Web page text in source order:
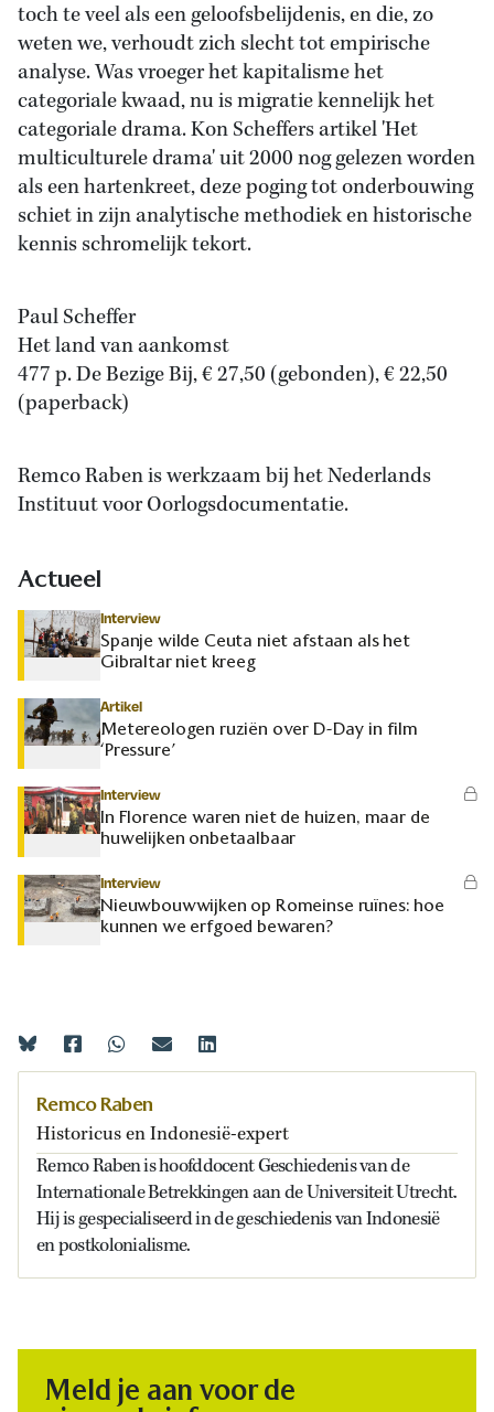
toch te veel als een geloofsbelijdenis, en die, zo
weten we, verhoudt zich slecht tot empirische
analyse. Was vroeger het kapitalisme het
categoriale kwaad, nu is migratie kennelijk het
categoriale drama. Kon Scheffers artikel 'Het
multiculturele drama' uit 2000 nog gelezen worden
als een hartenkreet, deze poging tot onderbouwing
schiet in zijn analytische methodiek en historische
kennis schromelijk tekort.
Paul Scheffer
Het land van aankomst
477 p. De Bezige Bij, € 27,50 (gebonden), € 22,50
(paperback)
Remco Raben is werkzaam bij het Nederlands
Instituut voor Oorlogsdocumentatie.
Actueel
Interview
Spanje wilde Ceuta niet afstaan als het
Gibraltar niet kreeg
Artikel
Metereologen ruziën over D-Day in film
‘Pressure’
Interview
In Florence waren niet de huizen, maar de
huwelijken onbetaalbaar
Interview
Nieuwbouwwijken op Romeinse ruïnes: hoe
kunnen we erfgoed bewaren?
Remco Raben
Historicus en Indonesië-expert
Remco Raben is hoofddocent Geschiedenis van de
Internationale Betrekkingen aan de Universiteit Utrecht.
Hij is gespecialiseerd in de geschiedenis van Indonesië
en postkolonialisme.
Meld je aan voor de